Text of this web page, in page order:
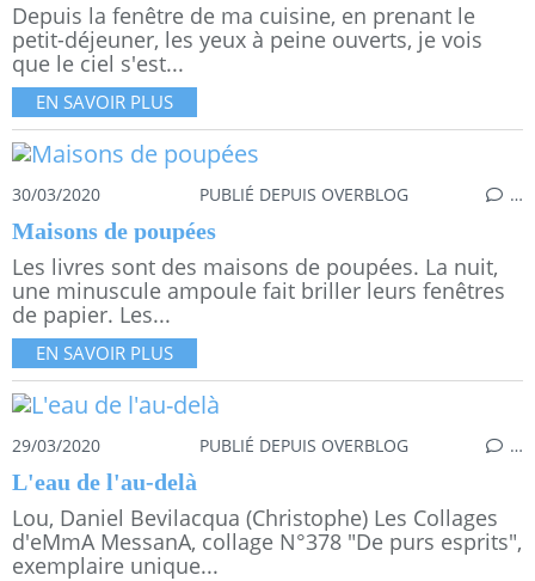
Depuis la fenêtre de ma cuisine, en prenant le
petit-déjeuner, les yeux à peine ouverts, je vois
que le ciel s'est...
EN SAVOIR PLUS
30/03/2020 PUBLIÉ DEPUIS OVERBLOG …
Maisons de poupées
Les livres sont des maisons de poupées. La nuit,
une minuscule ampoule fait briller leurs fenêtres
de papier. Les...
EN SAVOIR PLUS
29/03/2020 PUBLIÉ DEPUIS OVERBLOG …
L'eau de l'au-delà
Lou, Daniel Bevilacqua (Christophe) Les Collages
d'eMmA MessanA, collage N°378 "De purs esprits",
exemplaire unique...